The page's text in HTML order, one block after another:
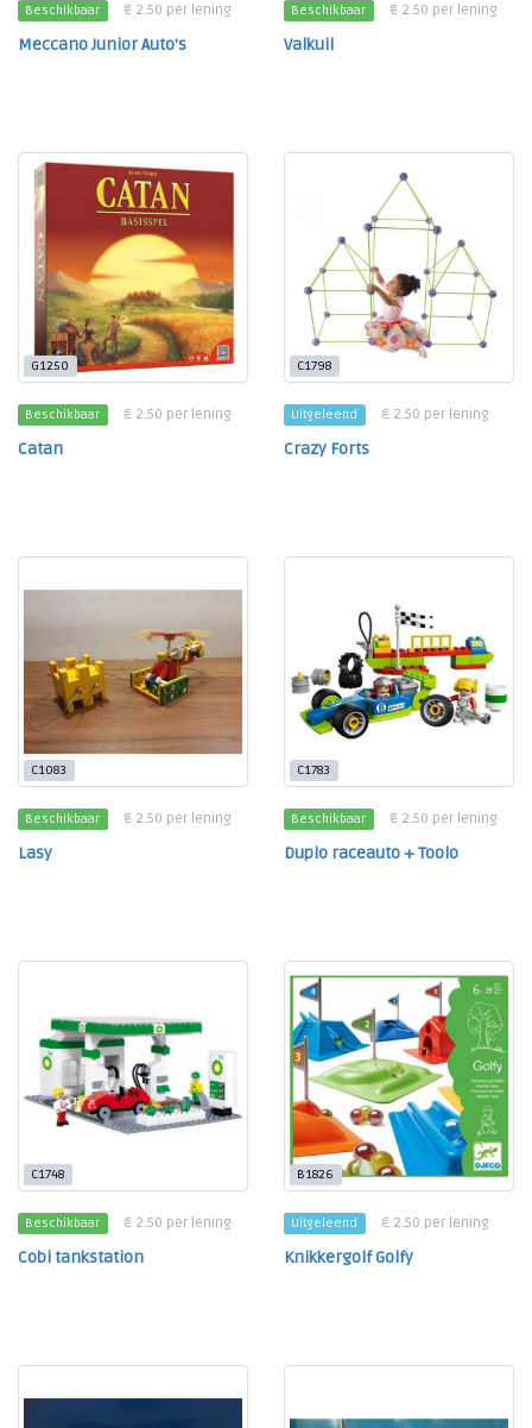
Beschikbaar € 2.50 per lening
Meccano Junior Auto's
Beschikbaar € 2.50 per lening
Valkuil
G1250
Beschikbaar € 2.50 per lening
Catan
C1798
Uitgeleend € 2.50 per lening
Crazy Forts
C1083
Beschikbaar € 2.50 per lening
Lasy
C1783
Beschikbaar € 2.50 per lening
Duplo raceauto + Toolo
C1748
Beschikbaar € 2.50 per lening
Cobi tankstation
B1826
Uitgeleend € 2.50 per lening
Knikkergolf Golfy